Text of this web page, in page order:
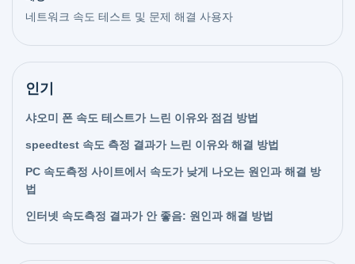
네트워크 속도 테스트 및 문제 해결 사용자
인기
샤오미 폰 속도 테스트가 느린 이유와 점검 방법
speedtest 속도 측정 결과가 느린 이유와 해결 방법
PC 속도측정 사이트에서 속도가 낮게 나오는 원인과 해결 방
법
인터넷 속도측정 결과가 안 좋음: 원인과 해결 방법